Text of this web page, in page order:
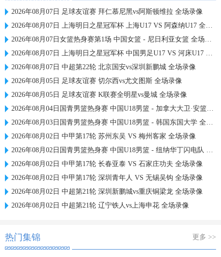
2026年08月07日 足球友谊赛 拜仁慕尼黑vs阿斯顿维拉 全场录像
2026年08月07日 上海明日之星冠军杯 上海U17 VS 阿森纳U17 全场录像
2026年08月07日女篮热身赛第1场 中国女篮 - 尼日利亚女篮 全场录像
2026年08月07日 上海明日之星冠军杯 中国男足U17 VS 河床U17 全场录像
2026年08月07日 中超第22轮 北京国安vs深圳新鹏城 全场录像
2026年08月05日 足球友谊赛 切尔西vs尤文图斯 全场录像
2026年08月05日 足球友谊赛 K联赛全明星vs曼城 全场录像
2026年08月04日国青男篮热身赛 中国U18男篮 - 加拿大大卫·安篮球学院 全场录像
2026年08月03日国青男篮热身赛 中国U18男篮 - 韩国东国大学 全场录像
2026年08月02日 中甲第17轮 苏州东吴 VS 梅州客家 全场录像
2026年08月02日国青男篮热身赛 中国U18男篮 - 纽纳华丁闪电队 全场录像
2026年08月02日 中甲第17轮 长春亚泰 VS 石家庄功夫 全场录像
2026年08月02日 中甲第17轮 深圳青年人 VS 无锡吴钩 全场录像
2026年08月02日 中超第21轮 深圳新鹏城vs重庆铜梁龙 全场录像
2026年08月02日 中超第21轮 辽宁铁人vs上海申花 全场录像
热门集锦 更多 >>